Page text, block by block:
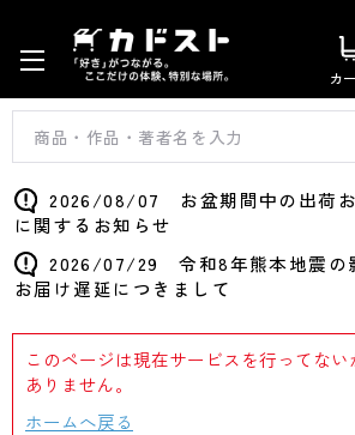
カ
2026/08/07 お盆期間中の出荷お
に関するお知らせ
2026/07/29 令和8年熊本地震の
お届け遅延につきまして
このページは現在サービスを行ってな
ありません。
ホームへ戻る